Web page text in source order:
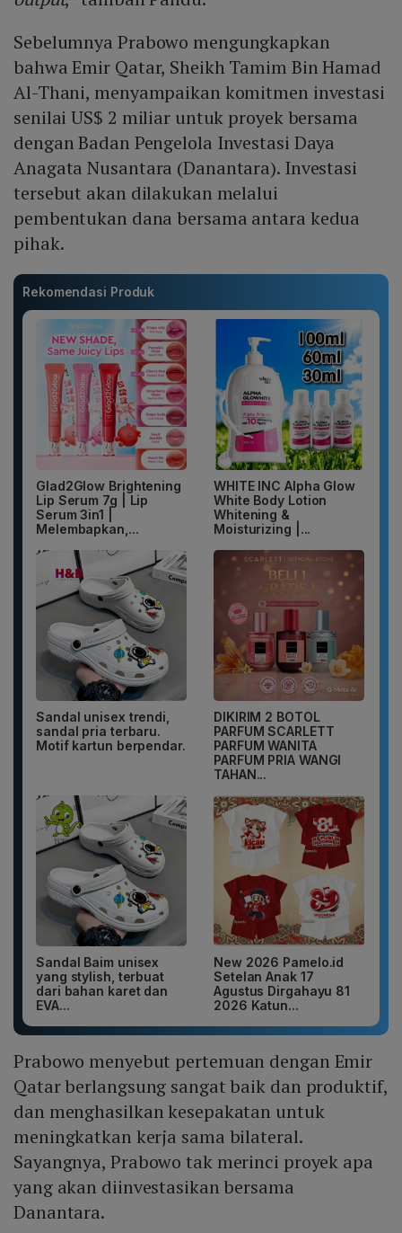
Sebelumnya Prabowo mengungkapkan
bahwa Emir Qatar, Sheikh Tamim Bin Hamad
Al-Thani, menyampaikan komitmen investasi
senilai US$ 2 miliar untuk proyek bersama
dengan Badan Pengelola Investasi Daya
Anagata Nusantara (Danantara). Investasi
tersebut akan dilakukan melalui
pembentukan dana bersama antara kedua
pihak.
Rekomendasi Produk
Glad2Glow Brightening
Lip Serum 7g | Lip
Serum 3in1 |
Melembapkan,...
WHITE INC Alpha Glow
White Body Lotion
Whitening &
Moisturizing |...
Sandal unisex trendi,
sandal pria terbaru.
Motif kartun berpendar.
DIKIRIM 2 BOTOL
PARFUM SCARLETT
PARFUM WANITA
PARFUM PRIA WANGI
TAHAN...
Sandal Baim unisex
yang stylish, terbuat
dari bahan karet dan
EVA...
New 2026 Pamelo.id
Setelan Anak 17
Agustus Dirgahayu 81
2026 Katun...
Prabowo menyebut pertemuan dengan Emir
Qatar berlangsung sangat baik dan produktif,
dan menghasilkan kesepakatan untuk
meningkatkan kerja sama bilateral.
Sayangnya, Prabowo tak merinci proyek apa
yang akan diinvestasikan bersama
Danantara.